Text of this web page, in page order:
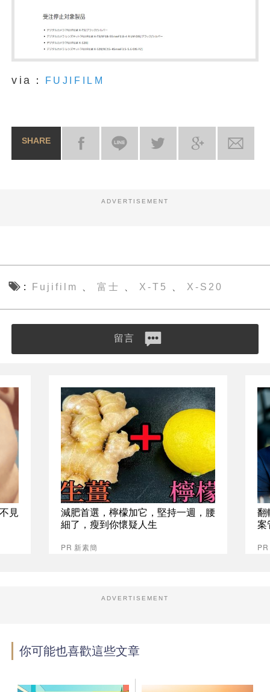
via： FUJIFILM
SHARE
ADVERTISEMENT
Fujifilm 、 富士 、 X-T5 、 X-S20
留言
見
減肥首選，檸檬加它，堅持一週，腰
細了，瘦到你懷疑人生
PR 新素簡
翻
案
ADVERTISEMENT
你可能也喜歡這些文章